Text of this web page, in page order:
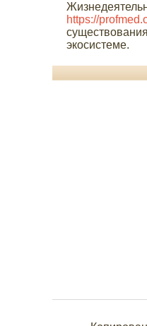
https://
экосистеме.